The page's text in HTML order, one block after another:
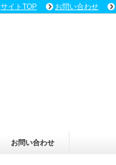
お問い合わせ
サイトTOP お問い合わせ